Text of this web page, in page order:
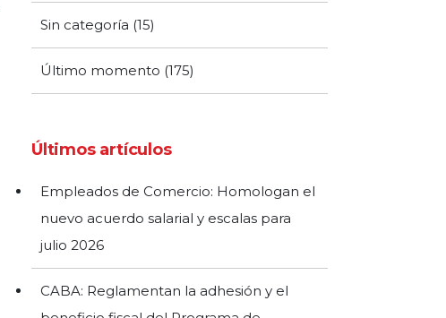
Sin categoría (15)
Último momento (175)
Últimos artículos
Empleados de Comercio: Homologan el
nuevo acuerdo salarial y escalas para
julio 2026
CABA: Reglamentan la adhesión y el